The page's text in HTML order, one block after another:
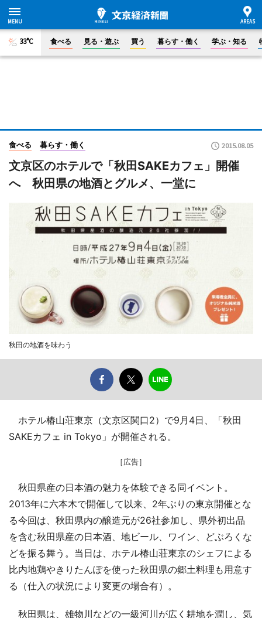
33°C 食べる 見る・遊ぶ 買う 暮らす・働く 学ぶ・知る
食べる 暮らす・働く 2015.08.05
文京区のホテルで「秋田SAKEカフェ」開催
へ 秋田県の地酒とグルメ、一堂に
秋田の地酒を味わう
ホテル椿山荘東京（文京区関口2）で9月4日、「秋田
SAKEカフェ in Tokyo」が開催される。
［広告］
秋田県産の日本酒の魅力を体験できる同イベント。
2013年に六本木で開催して以来、2年ぶりの東京開催とな
る今回は、秋田県内の醸造元が26社参加し、県外初出品
を含む秋田県産の日本酒、地ビール、ワイン、どぶろくな
どを振る舞う。当日は、ホテル椿山荘東京のシェフによる
比内地鶏やきりたんぽを使った秋田県の郷土料理も用意す
る（仕入の状況により変更の場合有）。
秋田県は、雄物川などの一級河川が広く耕地を潤し、気